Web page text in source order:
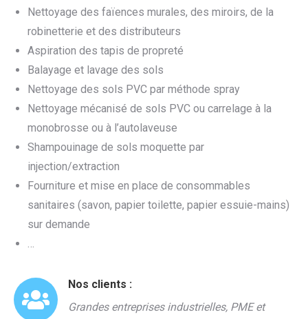
Nettoyage des faïences murales, des miroirs, de la
robinetterie et des distributeurs
Aspiration des tapis de propreté
Balayage et lavage des sols
Nettoyage des sols PVC par méthode spray
Nettoyage mécanisé de sols PVC ou carrelage à la
monobrosse ou à l’autolaveuse
Shampouinage de sols moquette par
injection/extraction
Fourniture et mise en place de consommables
sanitaires (savon, papier toilette, papier essuie-mains)
sur demande
…
Nos clients :
Grandes entreprises industrielles, PME et